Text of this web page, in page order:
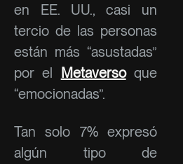
en EE. UU., casi un
tercio de las personas
están más “asustadas”
por el Metaversoque
“emocionadas”.
Tan solo 7% expresó
algún tipo de